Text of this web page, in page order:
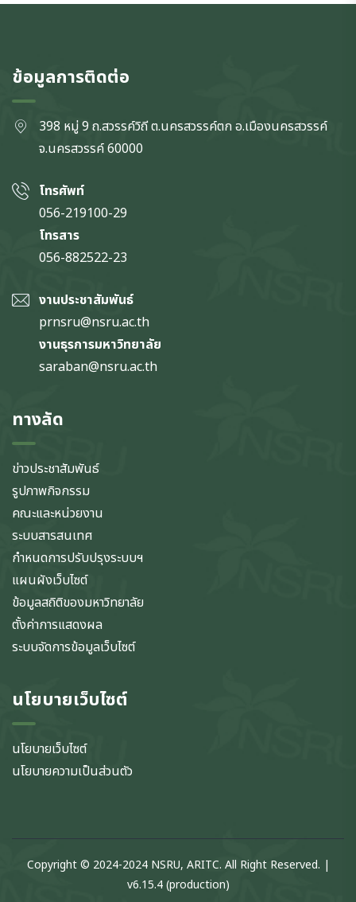
ข้อมูลการติดต่อ
398 หมู่ 9 ถ.สวรรค์วิถี ต.นครสวรรค์ตก อ.เมืองนครสวรรค์
จ.นครสวรรค์60000
โทรศัพท์
056-219100-29
โทรสาร
056-882522-23
งานประชาสัมพันธ์
prnsru@nsru.ac.th
งานธุรการมหาวิทยาลัย
saraban@nsru.ac.th
ทางลัด
ข่าวประชาสัมพันธ์
รูปภาพกิจกรรม
คณะและหน่วยงาน
ระบบสารสนเทศ
กำหนดการปรับปรุงระบบฯ
แผนผังเว็บไซต์
ข้อมูลสถิติของมหาวิทยาลัย
ตั้งค่าการแสดงผล
ระบบจัดการข้อมูลเว็บไซต์
นโยบายเว็บไซต์
นโยบายเว็บไซต์
นโยบายความเป็นส่วนตัว
Copyright © 2024-2024 NSRU, ARITC. All Right Reserved. |
v6.15.4 (production)